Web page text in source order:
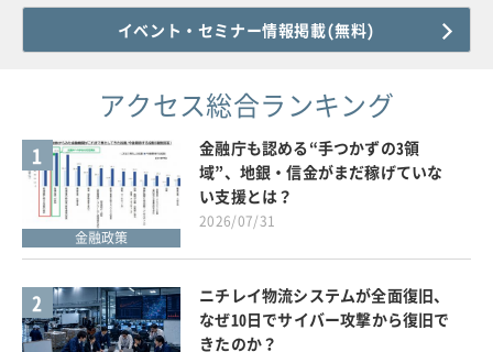
イベント・セミナー情報掲載(無料)
アクセス総合ランキング
1
金融政策
金融庁も認める“手つかずの3領
域”、地銀・信金がまだ稼げていな
い支援とは？
2026/07/31
2
ニチレイ物流システムが全面復旧、
なぜ10日でサイバー攻撃から復旧で
きたのか？